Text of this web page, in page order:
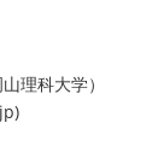
理科大学）